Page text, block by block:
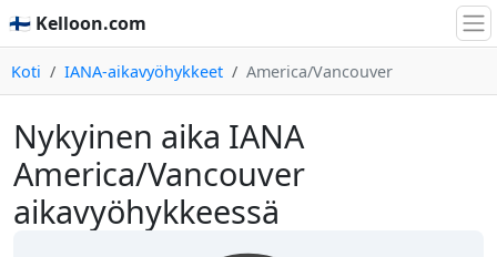
🇫🇮 Kelloon.com
Koti IANA-aikavyöhykkeet America/Vancouver
Nykyinen aika IANA
America/Vancouver
aikavyöhykkeessä